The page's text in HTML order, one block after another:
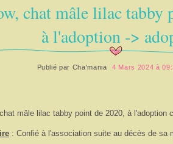
chat mâle lilac tabby
à l'adoption ->
Publié par Cha'mania 4 Mars 2024 à
mâle lilac tabby point de 2020, à l'adoption
: Confié à l'association suite au décès de sa